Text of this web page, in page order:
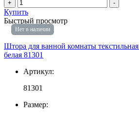
+ -
Купить
Нет в наличии
Быстрый просмотр
Штора для ванной комнаты
белая 81301
Артикул:
81301
Размер: